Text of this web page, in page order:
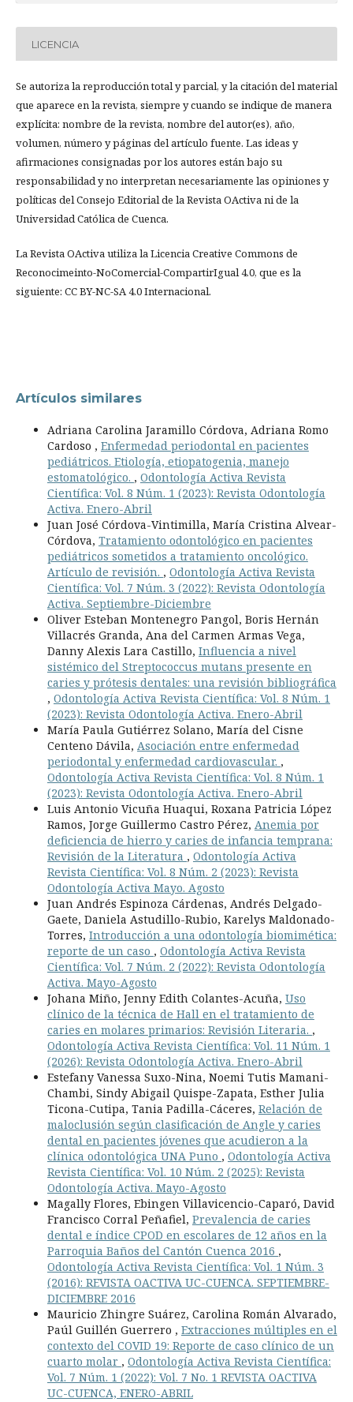
LICENCIA
Se autoriza la reproducción total y parcial, y la citación del material
que aparece en la revista, siempre y cuando se indique de manera
explícita: nombre de la revista, nombre del autor(es), año,
volumen, número y páginas del artículo fuente. Las ideas y
afirmaciones consignadas por los autores están bajo su
responsabilidad y no interpretan necesariamente las opiniones y
políticas del Consejo Editorial de la Revista OActiva ni de la
Universidad Católica de Cuenca.
La Revista OActiva utiliza la Licencia Creative Commons de
Reconocimeinto-NoComercial-CompartirIgual 4.0, que es la
siguiente: CC BY-NC-SA 4.0 Internacional.
Artículos similares
Adriana Carolina Jaramillo Córdova, Adriana Romo
Cardoso , Enfermedad periodontal en pacientes
pediátricos. Etiología, etiopatogenia, manejo
estomatológico. , Odontología Activa Revista
Científica: Vol. 8 Núm. 1 (2023): Revista Odontología
Activa. Enero-Abril
Juan José Córdova-Vintimilla, María Cristina Alvear-
Córdova, Tratamiento odontológico en pacientes
pediátricos sometidos a tratamiento oncológico.
Artículo de revisión. , Odontología Activa Revista
Científica: Vol. 7 Núm. 3 (2022): Revista Odontología
Activa. Septiembre-Diciembre
Oliver Esteban Montenegro Pangol, Boris Hernán
Villacrés Granda, Ana del Carmen Armas Vega,
Danny Alexis Lara Castillo, Influencia a nivel
sistémico del Streptococcus mutans presente en
caries y prótesis dentales: una revisión bibliográfica
, Odontología Activa Revista Científica: Vol. 8 Núm. 1
(2023): Revista Odontología Activa. Enero-Abril
María Paula Gutiérrez Solano, María del Cisne
Centeno Dávila, Asociación entre enfermedad
periodontal y enfermedad cardiovascular. ,
Odontología Activa Revista Científica: Vol. 8 Núm. 1
(2023): Revista Odontología Activa. Enero-Abril
Luis Antonio Vicuña Huaqui, Roxana Patricia López
Ramos, Jorge Guillermo Castro Pérez, Anemia por
deficiencia de hierro y caries de infancia temprana:
Revisión de la Literatura , Odontología Activa
Revista Científica: Vol. 8 Núm. 2 (2023): Revista
Odontología Activa Mayo. Agosto
Juan Andrés Espinoza Cárdenas, Andrés Delgado-
Gaete, Daniela Astudillo-Rubio, Karelys Maldonado-
Torres, Introducción a una odontología biomimética:
reporte de un caso , Odontología Activa Revista
Científica: Vol. 7 Núm. 2 (2022): Revista Odontología
Activa. Mayo-Agosto
Johana Miño, Jenny Edith Colantes-Acuña, Uso
clínico de la técnica de Hall en el tratamiento de
caries en molares primarios: Revisión Literaria. ,
Odontología Activa Revista Científica: Vol. 11 Núm. 1
(2026): Revista Odontología Activa. Enero-Abril
Estefany Vanessa Suxo-Nina, Noemi Tutis Mamani-
Chambi, Sindy Abigail Quispe-Zapata, Esther Julia
Ticona-Cutipa, Tania Padilla-Cáceres, Relación de
maloclusión según clasificación de Angle y caries
dental en pacientes jóvenes que acudieron a la
clínica odontológica UNA Puno , Odontología Activa
Revista Científica: Vol. 10 Núm. 2 (2025): Revista
Odontología Activa. Mayo-Agosto
Magally Flores, Ebingen Villavicencio-Caparó, David
Francisco Corral Peñafiel, Prevalencia de caries
dental e índice CPOD en escolares de 12 años en la
Parroquia Baños del Cantón Cuenca 2016 ,
Odontología Activa Revista Científica: Vol. 1 Núm. 3
(2016): REVISTA OACTIVA UC-CUENCA. SEPTIEMBRE-
DICIEMBRE 2016
Mauricio Zhingre Suárez, Carolina Román Alvarado,
Paúl Guillén Guerrero , Extracciones múltiples en el
contexto del COVID 19: Reporte de caso clínico de un
cuarto molar , Odontología Activa Revista Científica:
Vol. 7 Núm. 1 (2022): Vol. 7 No. 1 REVISTA OACTIVA
UC-CUENCA, ENERO-ABRIL